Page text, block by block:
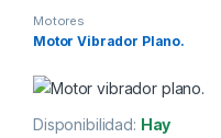
Motores
Motor Vibrador Plano.
Disponibilidad: Hay